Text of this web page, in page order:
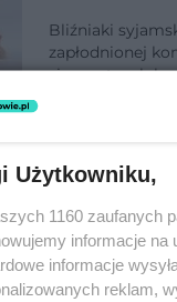
Bliźniaki
zapłodnionej
się martwe lub
Użytkowniku,
1160 zaufanych
informacje na
informacje
reklam,